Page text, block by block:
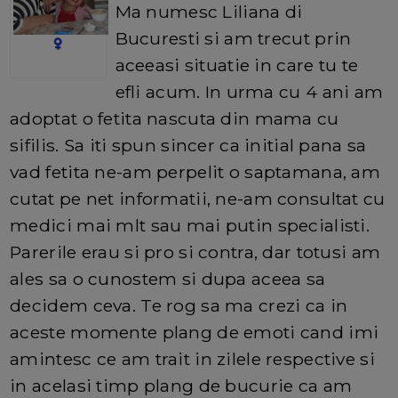
Ma numesc Liliana di
Bucuresti si am trecut prin
aceeasi situatie in care tu te
efli acum. In urma cu 4 ani am
adoptat o fetita nascuta din mama cu
sifilis. Sa iti spun sincer ca initial pana sa
vad fetita ne-am perpelit o saptamana, am
cutat pe net informatii, ne-am consultat cu
medici mai mlt sau mai putin specialisti.
Parerile erau si pro si contra, dar totusi am
ales sa o cunostem si dupa aceea sa
decidem ceva. Te rog sa ma crezi ca in
aceste momente plang de emoti cand imi
amintesc ce am trait in zilele respective si
in acelasi timp plang de bucurie ca am